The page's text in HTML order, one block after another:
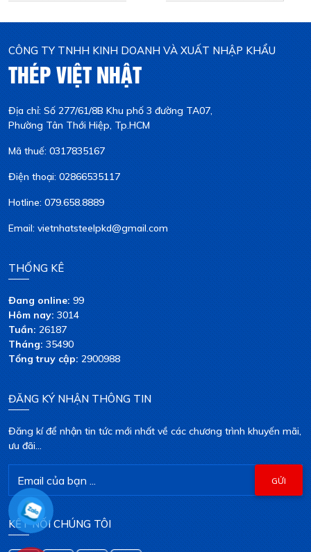
CÔNG TY TNHH KINH DOANH VÀ XUẤT NHẬP KHẨU
THÉP VIỆT NHẬT
Địa chỉ: Số 277/61/8B Khu phố 3 đường TA07,
Phường Tân Thới Hiệp, Tp.HCM
Mã thuế: 0317835167
Điện thoại: 02866535117
Hotline: 079.658.8889
Email: vietnhatsteelpkd@gmail.com
THỐNG KÊ
Đang online:99
Hôm nay:3014
Tuần:26187
Tháng:35490
Tổng truy cập:2900988
ĐĂNG KÝ NHẬN THÔNG TIN
Đăng kí để nhận tin tức mới nhất về các chương trình khuyến mãi,
ưu đãi...
KẾT NỐI CHÚNG TÔI